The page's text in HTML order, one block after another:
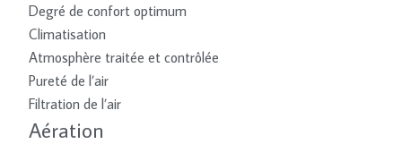
Degré de confort optimum
Climatisation
Atmosphère traitée et contrôlée
Pureté de l’air
Filtration de l’air
Aération